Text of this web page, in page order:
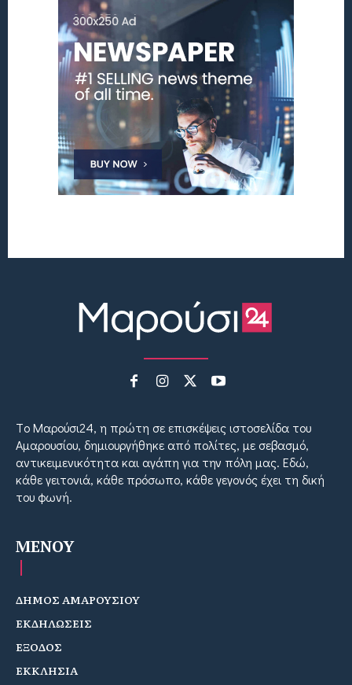
Tο Μαρούσι24, η πρώτη σε επισκέψεις ιστοσελίδα του
Αμαρουσίου, δημιουργήθηκε από πολίτες, με σεβασμό,
αντικειμενικότητα και αγάπη για την πόλη μας. Εδώ,
κάθε γειτονιά, κάθε πρόσωπο, κάθε γεγονός έχει τη δική
του φωνή.
MENOY
ΔΗΜΟΣ ΑΜΑΡΟΥΣΙΟΥ
ΕΚΔΗΛΩΣΕΙΣ
ΕΞΟΔΟΣ
ΕΚΚΛΗΣΙΑ